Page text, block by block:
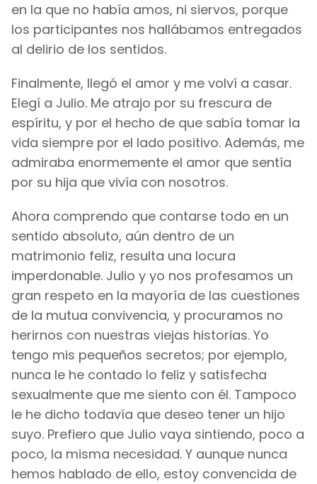
en la que no había amos, ni siervos, porque
los participantes nos hallábamos entregados
al delirio de los sentidos.
Finalmente, llegó el amor y me volví a casar.
Elegí a Julio. Me atrajo por su frescura de
espíritu, y por el hecho de que sabía tomar la
vida siempre por el lado positivo. Además, me
admiraba enormemente el amor que sentía
por su hija que vivía con nosotros.
Ahora comprendo que contarse todo en un
sentido absoluto, aún dentro de un
matrimonio feliz, resulta una locura
imperdonable. Julio y yo nos profesamos un
gran respeto en la mayoría de las cuestiones
de la mutua convivencia, y procuramos no
herirnos con nuestras viejas historias. Yo
tengo mis pequeños secretos; por ejemplo,
nunca le he contado lo feliz y satisfecha
sexualmente que me siento con él. Tampoco
le he dicho todavía que deseo tener un hijo
suyo. Prefiero que Julio vaya sintiendo, poco a
poco, la misma necesidad. Y aunque nunca
hemos hablado de ello, estoy convencida de